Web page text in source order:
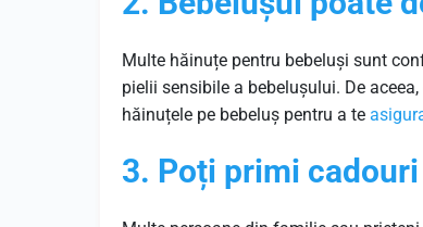
Multe hăinuțe pentru bebeluși sunt
pielii sensibile a bebelușului. De
hăinuțele pe bebeluș pentru a te
3. Poți primi